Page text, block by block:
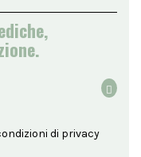
di privacy